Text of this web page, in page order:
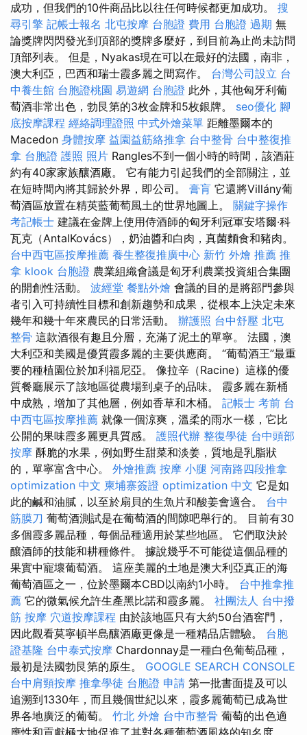
成功，但我們的10件商品比以往任何時候都更加成功。 搜
尋引擎 記帳士報名 北屯按摩 台胞證 費用 台胞證 過期 無
論獎牌閃閃發光到頂部的獎牌多麼好，到目前為止尚未訪問
頂部列表。 但是，Nyakas現在可以在最好的法國，南非，
澳大利亞，巴西和瑞士霞多麗之間寫作。 台灣公司設立 台
中養生館 台胞證桃園 易遊網 台胞證 此外，其他匈牙利葡
萄酒非常出色，勃艮第的3枚金牌和5枚銀牌。 seo優化 腳
底按摩課程 經絡調理證照 中式外燴菜單 距離墨爾本的
Macedon 身體按摩 益園益筋絡推拿 台中整骨 台中整復推
拿 台胞證 護照 照片 Rangles不到一個小時的時間，該酒莊
約有40家家族釀酒廠。 它有能力引起我們的全部關注，並
在短時間內將其歸於外界，即公司。 膏肓 它還將Villány葡
萄酒區放置在精英藍葡萄風土的世界地圖上。 關鍵字操作
考記帳士 建議在金牌上使用侍酒師的匈牙利冠軍安塔爾·科
瓦克（AntalKovács），奶油醬和白肉，真菌麵食和豬肉。
台中西屯區按摩推薦 養生整復推廣中心 新竹 外燴 推薦 推
拿 klook 台胞證 農業組織會議是匈牙利農業投資組合集團
的開創性活動。 波經堂 餐點外燴 會議的目的是將部門參與
者引入可持續性目標和創新趨勢和成果，從根本上決定未來
幾年和幾十年來農民的日常活動。 辦護照 台中舒壓 北屯
整骨 這款酒很有趣且分層，充滿了泥土的單寧。 法國，澳
大利亞和美國是優質霞多麗的主要供應商。 “葡萄酒王”最重
要的種植園位於加利福尼亞。 像拉辛（Racine）這樣的優
質餐廳展示了該地區從農場到桌子的品味。 霞多麗在新桶
中成熟，增加了其他層，例如香草和木桶。 記帳士 考前 台
中西屯區按摩推薦 就像一個涼爽，溫柔的雨水一樣，它比
公開的果味霞多麗更具質感。 護照代辦 整復學徒 台中頭部
按摩 酥脆的水果，例如野生甜菜和淡姜，質地是乳脂狀
的，單寧富含中心。 外燴推薦 按摩 小腿 河南路四段推拿
optimization 中文 柬埔寨簽證 optimization 中文 它是如
此的鹹和油膩，以至於扇貝的生魚片和酸姜會適合。 台中
筋膜刀 葡萄酒測試是在葡萄酒的間隙吧舉行的。 目前有30
多個霞多麗品種，每個品種適用於某些地區。 它們取決於
釀酒師的技能和耕種條件。 據說幾乎不可能從這個品種的
果實中寵壞葡萄酒。 這座美麗的土地是澳大利亞真正的海
葡萄酒區之一，位於墨爾本CBD以南約1小時。 台中推拿推
薦 它的微氣候允許生產黑比諾和霞多麗。 社團法人 台中撥
筋 按摩 穴道按摩課程 由於該地區只有大約50台酒窖門，
因此觀看莫寧頓半島釀酒廠更像是一種精品店體驗。 台胞
證基隆 台中泰式按摩 Chardonnay是一種白色葡萄品種，
最初是法國勃艮第的原生。 GOOGLE SEARCH CONSOLE
台中肩頸按摩 推拿學徒 台胞證 申請 第一批書面提及可以
追溯到1330年，而且幾個世紀以來，霞多麗葡萄已成為世
界各地廣泛的葡萄。 竹北 外燴 台中市整骨 葡萄的出色適
應性和貢獻極大地促進了其對各種葡萄酒風格的知名度。